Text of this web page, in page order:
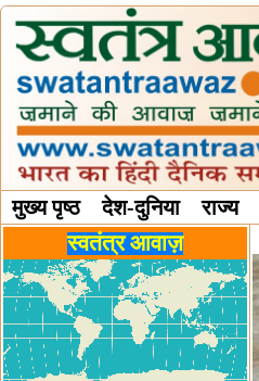
मुख्य पृष्ठ देश-दुनिया राज्य
विविध स्तंभस्वतंत्र आवाज़